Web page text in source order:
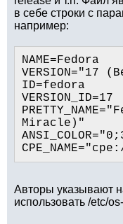
в себе строки с
например:
NAME=Fedora
VERSION="17
ID=fedora
VERSION_ID=17
Miracle)"
Авторы указывают
использовать /etc/